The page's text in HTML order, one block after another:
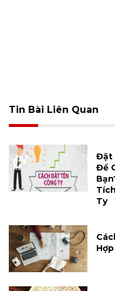
Tin Bài Liên Quan
Đặt
Để
Ty